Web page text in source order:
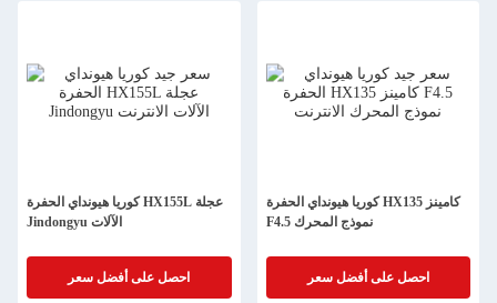
كوريا هيونداي الحفرة HX155L عجلة
Jindongyu الآلات
احصل على أفضل سعر
كوريا هيونداي الحفرة HX135 كامينز
F4.5 نموذج المحرك
احصل على أفضل سعر